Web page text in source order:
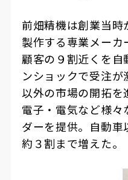
前畑精機は創業当
製作する専業メー
顧客の９割近くを
ンショックで受注
以外の市場の開拓を
電子・電気など様
ダーを提供。自動
約３割まで増えた。